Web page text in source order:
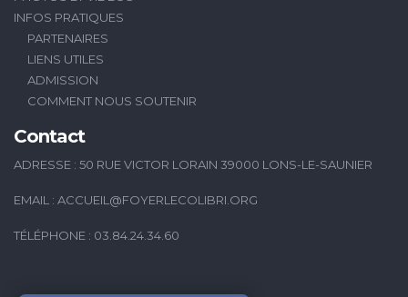
INFOS PRATIQUES
PARTENAIRES
LIENS UTILES
ADMISSION
COMMENT NOUS SOUTENIR
Contact
ADRESSE : 50 RUE VICTOR LORAIN 39000 LONS-LE-SAUNIER
EMAIL : ACCUEIL@FOYERLECOLIBRI.ORG
TÉLÉPHONE : 03.84.24.34.60